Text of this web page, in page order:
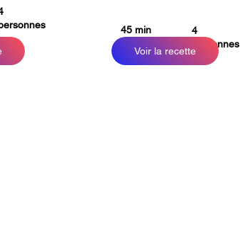
45 min
4
personnes
Voir la recette